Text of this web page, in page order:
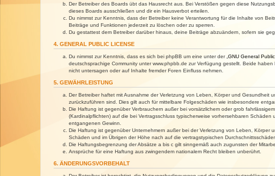
Der Betreiber des Boards übt das Hausrecht aus. Bei Verstößen gegen diese
dieses Boards ausschließen und dir ein Hausverbot erteilen.
Du nimmst zur Kenntnis, dass der Betreiber keine Verantwortung für die Inhalte von
Beiträge und Funktionen jederzeit zu löschen oder zu sperren.
Du gestattest dem Betreiber darüber hinaus, deine Beiträge abzuändern, sofern sie
4. GENERAL PUBLIC LICENSE
Du nimmst zur Kenntnis, dass es sich bei phpBB um eine unter der „ GNU General
deutschsprachige Community unter www.phpbb.de zur Verfügung gestellt. Beide
nicht untersagen oder auf Inhalte fremder Foren Einfluss nehmen.
5. GEWÄHRLEISTUNG
Der Betreiber haftet mit Ausnahme der Verletzung von Leben, Körper und Gesundheit
zurückzuführen sind. Dies gilt auch für mittelbare Folgeschäden wie insbesondere
Die Haftung ist gegenüber Verbrauchern außer bei vorsätzlichem oder grob
(Kardinalpflichten) auf die bei Vertragsschluss typischerweise vorhersehbaren
entgangenen Gewinn.
Die Haftung ist gegenüber Unternehmern außer bei der Verletzung von Leben, Körper
Schäden und im Übrigen der Höhe nach auf die vertragstypischen
Die Haftungsbegrenzung der Absätze a bis c gilt sinngemäß auch zugunsten der
Ansprüche für eine Haftung aus zwingendem nationalem Recht bleiben unberührt.
6. ÄNDERUNGSVORBEHALT